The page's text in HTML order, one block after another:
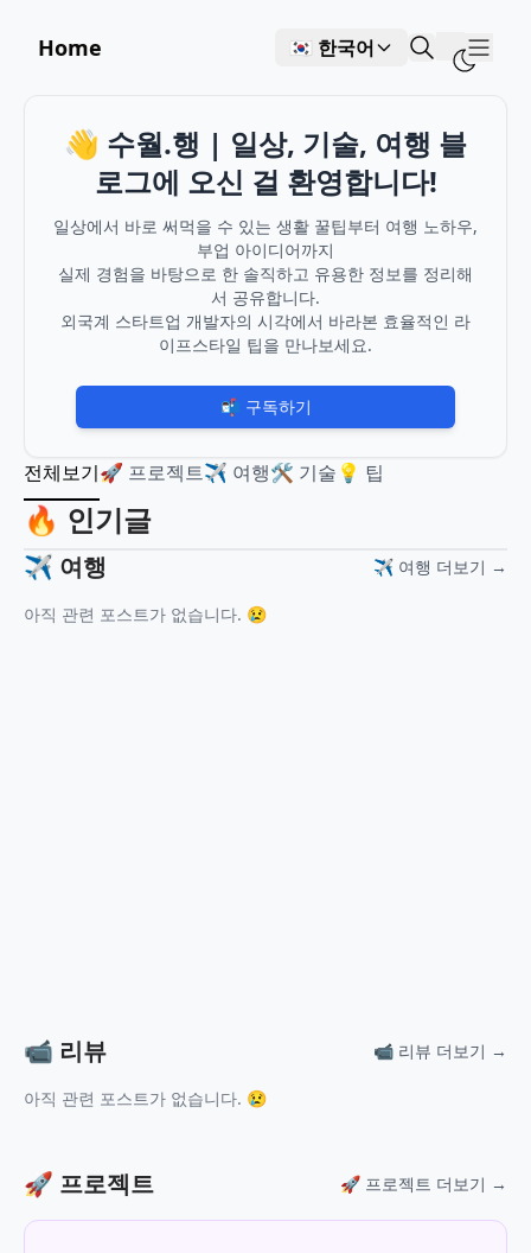
Home
🇰🇷 한국어
👋 수월.행 | 일상, 기술, 여행 블
로그에 오신 걸 환영합니다!
일상에서 바로 써먹을 수 있는 생활 꿀팁부터 여행 노하우,
부업 아이디어까지
실제 경험을 바탕으로 한 솔직하고 유용한 정보를 정리해
서 공유합니다.
외국계 스타트업 개발자의 시각에서 바라본 효율적인 라
이프스타일 팁을 만나보세요.
📬 구독하기
전체보기 🚀 프로젝트 ✈️ 여행 🛠️ 기술 💡 팁
🔥 인기글
✈️ 여행 ✈️ 여행 더보기 →
아직 관련 포스트가 없습니다. 😢
📹 리뷰 📹 리뷰 더보기 →
아직 관련 포스트가 없습니다. 😢
🚀 프로젝트 🚀 프로젝트 더보기 →